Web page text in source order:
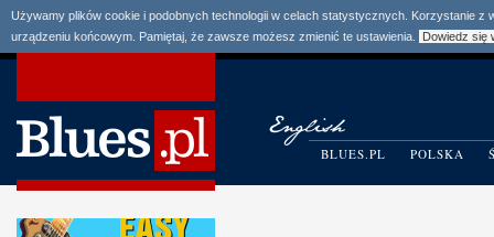
Używamy plików cookie i podobnych technologii w celach statystycznych. Korzystanie
urządzeniu końcowym. Pamiętaj, że zawsze możesz zmienić te ustawienia.
Dowiedz się
BLUES.PL POLSKA